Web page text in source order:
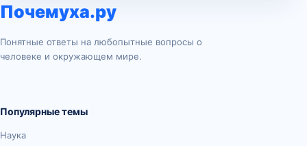
Почемуха.ру
Понятные ответы на любопытные вопросы о
человеке и окружающем мире.
Популярные темы
Наука